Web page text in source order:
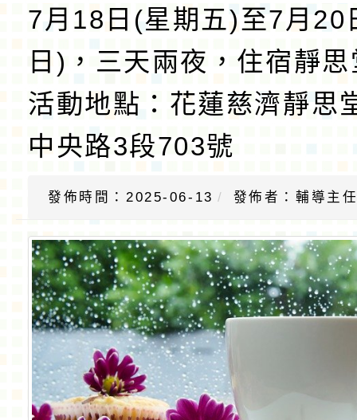
7月18日(星期五)至7月20
日)，三天兩夜，住宿靜
活動地點：花蓮慈濟靜思
中央路3段703號
發佈時間：2025-06-13 發佈者：輔導主